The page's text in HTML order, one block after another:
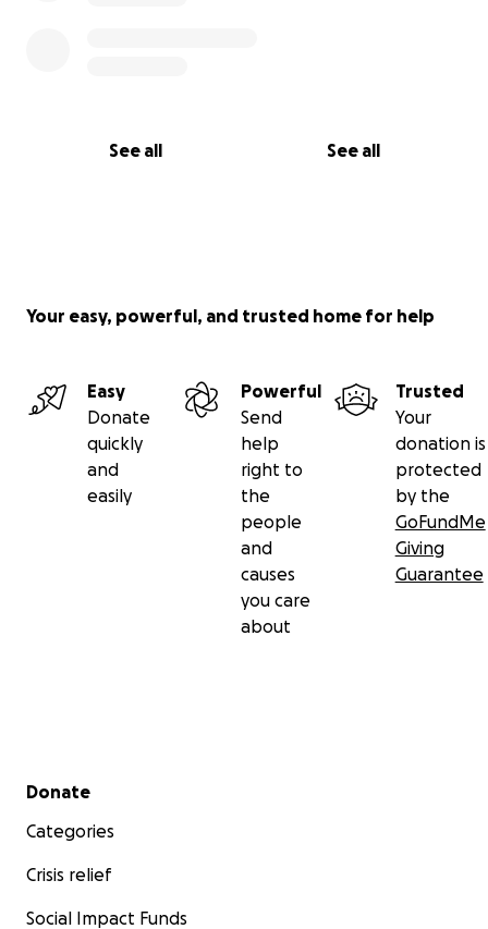
See all See all
Your easy, powerful, and trusted home for help
Easy
Donate
quickly
and
easily
Powerful
Send
help
right to
the
people
and
causes
you care
about
Trusted
Your
donation is
protected
by the
GoFundMe
Giving
Guarantee
Secondary menu
Donate
Categories
Crisis relief
Social Impact Funds